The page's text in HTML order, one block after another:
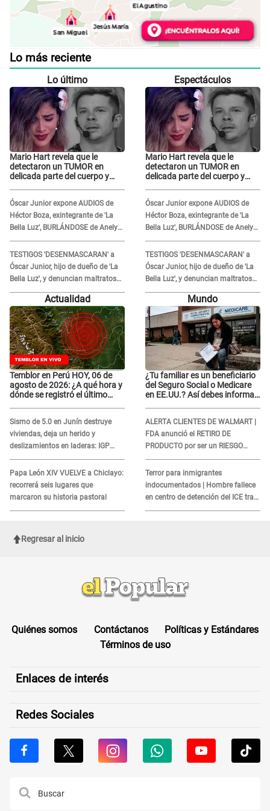
Lo más reciente
Lo último
Mario Hart revela que le
detectaron un TUMOR en
delicada parte del cuerpo y
Óscar Junior expone AUDIOS de
Héctor Boza, exintegrante de 'La
Bella Luz', BURLÁNDOSE de Anely
Dávila tras acusarlo de maltrato:
"Grábame..."
TESTIGOS 'DESENMASCARAN' a
Óscar Junior, hijo de dueño de 'La
Bella Luz', y denuncian maltratos
en la orquesta: "Los humilla..."
Espectáculos
Mario Hart revela que le
detectaron un TUMOR en
delicada parte del cuerpo y
Óscar Junior expone AUDIOS de
Héctor Boza, exintegrante de 'La
Bella Luz', BURLÁNDOSE de Anely
Dávila tras acusarlo de maltrato:
"Grábame..."
TESTIGOS 'DESENMASCARAN' a
Óscar Junior, hijo de dueño de 'La
Bella Luz', y denuncian maltratos
en la orquesta: "Los humilla..."
Actualidad
Temblor en Perú HOY, 06 de
agosto de 2026: ¿A qué hora y
dónde se registró el último
Sismo de 5.0 en Junín destruye
viviendas, deja un herido y
deslizamientos en laderas: IGP
alerta sobre posibles réplicas
Papa León XIV VUELVE a Chiclayo:
recorrerá seis lugares que
marcaron su historia pastoral
Mundo
¿Tu familiar es un beneficiario
del Seguro Social o Medicare
en EE.UU.? Así debes informar
ALERTA CLIENTES DE WALMART |
FDA anunció el RETIRO DE
PRODUCTO por ser un RIESGO
MORTAL para consumidores: ¿Cuál
es?
Terror para inmigrantes
indocumentados | Hombre fallece
en centro de detención del ICE tras
sufrir una "emergencia médica"
Regresar al inicio
Quiénes somos Contáctanos
Políticas y Estándares
Términos de uso
Enlaces de interés
Redes Sociales